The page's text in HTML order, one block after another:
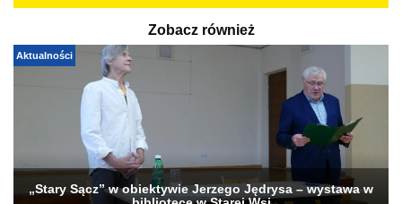
Zobacz również
Aktualności
„Stary Sącz” w obiektywie Jerzego Jędrysa – wystawa w